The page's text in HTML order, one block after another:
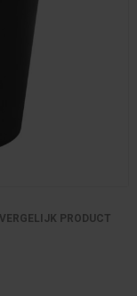
VERGELIJK PRODUCT